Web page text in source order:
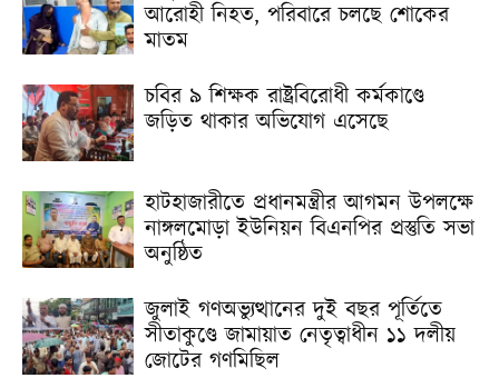
আরোহী নিহত, পরিবারে চলছে শোকের
মাতম
চবির ৯ শিক্ষক রাষ্ট্রবিরোধী কর্মকাণ্ডে
জড়িত থাকার অভিযোগ এসেছে
হাটহাজারীতে প্রধানমন্ত্রীর আগমন উপলক্ষে
নাঙ্গলমোড়া ইউনিয়ন বিএনপির প্রস্তুতি সভা
অনুষ্ঠিত
জুলাই গণঅভ্যুত্থানের দুই বছর পূর্তিতে
সীতাকুণ্ডে জামায়াত নেতৃত্বাধীন ১১ দলীয়
জোটের গণমিছিল